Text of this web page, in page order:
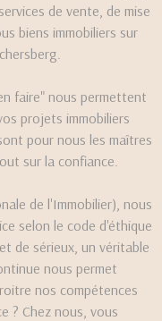
de vente, de mise
biens immobiliers sur
faire" nous permettent
projets immobiliers
pour nous les maîtres
sur la confiance.
de l'Immobilier), nous
selon le code d'éthique
de sérieux, un véritable
nous permet
nos compétences
? Chez nous, vous